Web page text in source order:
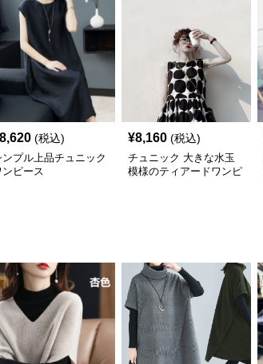
8,620 (税込)
ンプル上品チュニック
ンピース
¥8,160 (税込)
チュニック 大きな水玉
模様のティアードワンピ